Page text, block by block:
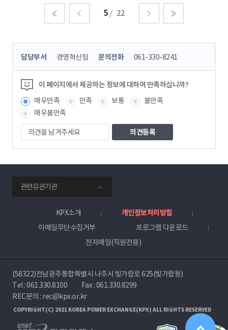
5 22
콘
츠
정
보
책
임
자
담당부서 경영혁신팀 문의전화 061-330-8241
이 페이지에서 제공하는 정보에 대하여 만족하십니까?
매우만족
만족 보통
불만족
매우불만족
의
견
을
겨
주
세
요
관련유관기관
KPX소개
개인정보처리방침
이메일무단수집거부
프로그램 다운로드
전자메일(직원전용)
(58322)전남광주통합특별시 나주시 빛가람로 625(빛가람동)
Tel :061.330.8100
Fax : 061.330.8299
REC문의 : rec@kpx.or.kr
COPYRIGHT(C) 2021 KOREA POWER EXCHANGE(KPX) ALL RIGHTS RESERVED